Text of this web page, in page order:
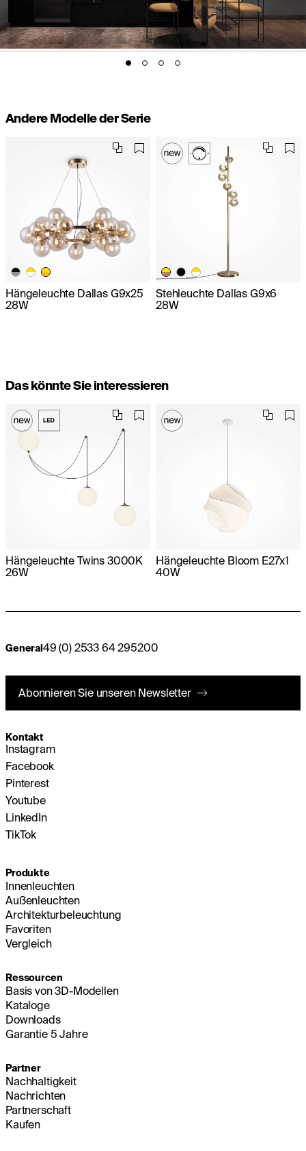
Andere Modelle der Serie
Hängeleuchte Dallas G9x25
28W
Stehleuchte Dallas G9x6
28W
Das könnte Sie interessieren
Hängeleuchte Twins 3000K
26W
Hängeleuchte Bloom E27x1
40W
General49 (0) 2533 64 295200
Abonnieren Sie unseren Newsletter
Kontakt
Instagram
Facebook
Pinterest
Youtube
LinkedIn
TikTok
Produkte
Innenleuchten
Außenleuchten
Architekturbeleuchtung
Favoriten
Vergleich
Ressourcen
Basis von 3D-Modellen
Kataloge
Downloads
Garantie 5 Jahre
Partner
Nachhaltigkeit
Nachrichten
Partnerschaft
Kaufen